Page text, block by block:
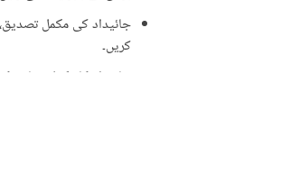
جائیداد کی مکمل تصدیق،
کریں۔
جائیداد کا مکمل
ایسی پیشکشوں سے